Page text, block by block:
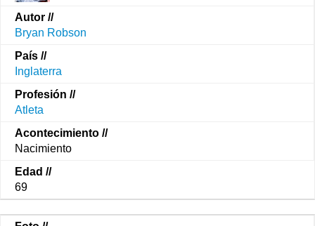
Bryan Robson
Inglaterra
Atleta
Nacimiento
69